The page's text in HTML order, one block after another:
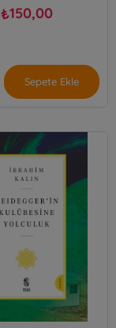
₺150,00
Sepete Ekle